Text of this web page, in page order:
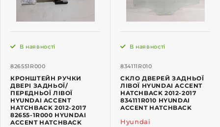
826551R000
В наявності
КРОНШТЕЙН РУЧКИ
ДВЕРІ ЗАДНЬОЇ/
ПЕРЕДНЬОЇ ЛІВОЇ
HYUNDAI ACCENT
HATCHBACK 2012-2017
82655-1R000 HYUNDAI
ACCENT HATCHBACK
834111R010
В наявності
СКЛО ДВЕРЕЙ ЗАДНЬОЇ
ЛІВОЇ HYUNDAI ACCENT
HATCHBACK 2012-2017
834111R010 HYUNDAI
ACCENT HATCHBACK
Hyundai